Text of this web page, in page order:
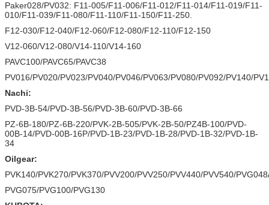
Paker028/PV032: F11-005/F11-006/F11-012/F11-014/F11-019/F11-
010/F11-039/F11-080/F11-110/F11-150/F11-250.
F12-030/F12-040/F12-060/F12-080/F12-110/F12-150
V12-060/V12-080/V14-110/V14-160
PAVC100/PAVC65/PAVC38
PV016/PV020/PV023/PV040/PV046/PV063/PV080/PV092/PV140/
Nachi:
PVD-3B-54/PVD-3B-56/PVD-3B-60/PVD-3B-66
PZ-6B-180/PZ-6B-220/PVK-2B-505/PVK-2B-50/PZ4B-100/PVD-
00B-14/PVD-00B-16P/PVD-1B-23/PVD-1B-28/PVD-1B-32/PVD-1B-
34
Oilgear:
PVK140/PVK270/PVK370/PVV200/PVV250/PVV440/PVV540/
PVG075/PVG100/PVG130